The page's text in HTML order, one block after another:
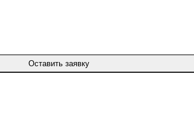
Оставить заявку